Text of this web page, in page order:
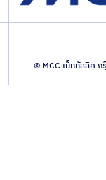
© MCC เม็ททัลลิค